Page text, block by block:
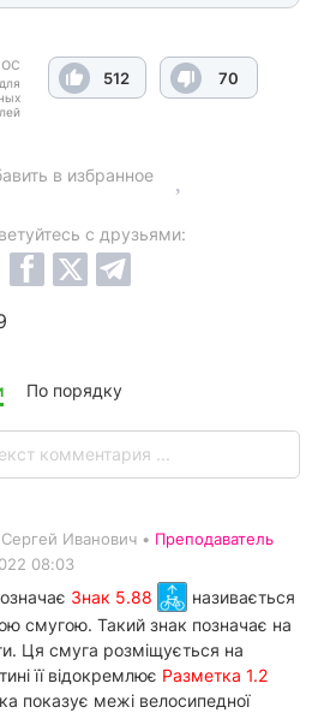
512 70
в избранное
с друзьями:
По порядку
Иванович • Преподаватель
08:03
Знак 5.88
називається
смугою. Такий знак позначає на
Ця смуга розміщується на
її відокремлює Разметка 1.2
показує межі велосипедної